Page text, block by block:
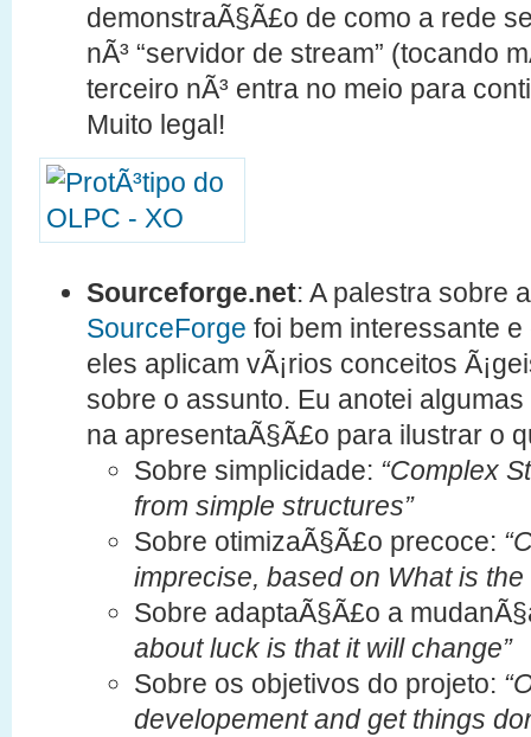
demonstraÃ§Ã£o de como a rede
nÃ³ “servidor de stream” (tocando
terceiro nÃ³ entra no meio para
Muito legal!
Sourceforge.net: A palestra sobre
SourceForge foi bem interessante
eles aplicam vÃ¡rios conceitos
sobre o assunto. Eu anotei
na apresentaÃ§Ã£o para ilustrar o
Sobre simplicidade: “Complex
from simple structures”
Sobre otimizaÃ§Ã£o precoce:
imprecise, based on What is the
Sobre adaptaÃ§Ã£o a
about luck is that it will change”
Sobre os objetivos do projeto:
developement and get things